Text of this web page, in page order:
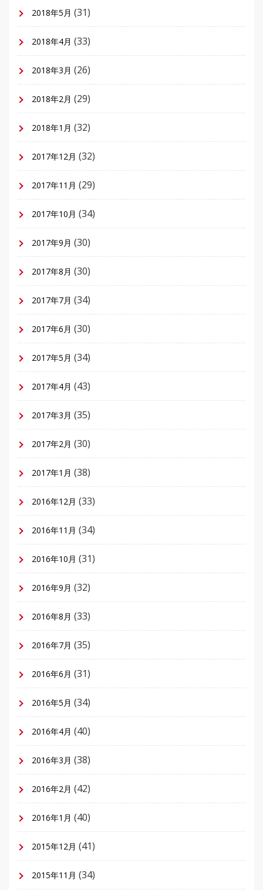
2018年5月 (31)
2018年4月 (33)
2018年3月 (26)
2018年2月 (29)
2018年1月 (32)
2017年12月 (32)
2017年11月 (29)
2017年10月 (34)
2017年9月 (30)
2017年8月 (30)
2017年7月 (34)
2017年6月 (30)
2017年5月 (34)
2017年4月 (43)
2017年3月 (35)
2017年2月 (30)
2017年1月 (38)
2016年12月 (33)
2016年11月 (34)
2016年10月 (31)
2016年9月 (32)
2016年8月 (33)
2016年7月 (35)
2016年6月 (31)
2016年5月 (34)
2016年4月 (40)
2016年3月 (38)
2016年2月 (42)
2016年1月 (40)
2015年12月 (41)
2015年11月 (34)